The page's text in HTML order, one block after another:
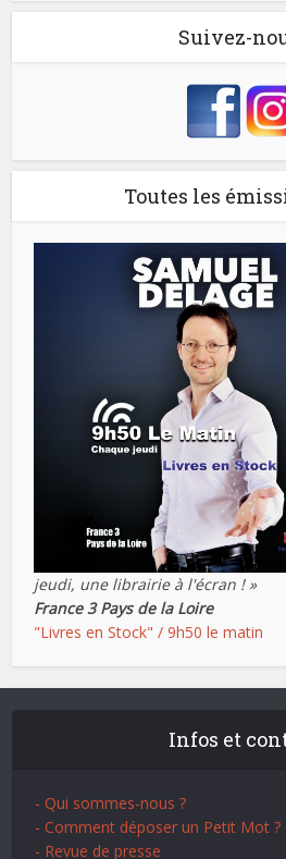
Suivez-
Toutes les
jeudi, une librairie à l'écran ! »
France 3 Pays de la Loire
"Livres en Stock" / 9h50 le matin
Infos et
- Qui sommes-nous ?
- Comment déposer un Petit Mot ?
- Revue de presse